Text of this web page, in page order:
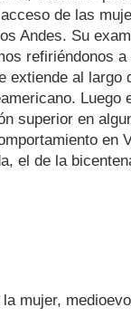
de las
Andes. Su
refiriéndonos
extiende al largo
Luego
superior en
en
el de la
mujer,